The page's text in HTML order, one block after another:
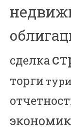
сделка
торги